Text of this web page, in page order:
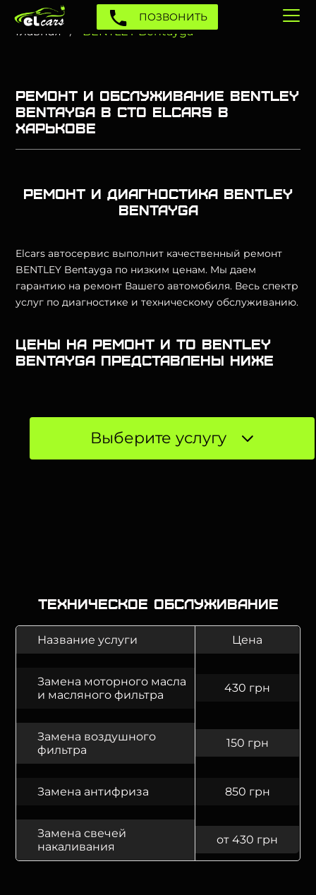
ПОЗВОНИТЬ
Главная BENTLEY Bentayga
Ремонт и обслуживание BENTLEY
Bentayga в СТО Elcars в
Харькове
Ремонт и диагностика BENTLEY
Bentayga
Elcars автосервис выполнит качественный ремонт
BENTLEY Bentayga по низким ценам. Мы даем
гарантию на ремонт Вашего автомобиля. Весь спектр
услуг по диагностике и техническому обслуживанию.
Цены на ремонт и ТО BENTLEY
Bentayga представлены ниже
Выберите услугу
Техническое обслуживание
Название услуги Цена
Замена моторного масла
и масляного фильтра
430 грн
Замена воздушного
фильтра
150 грн
Замена антифриза 850 грн
Замена свечей
накаливания
от 430 грн